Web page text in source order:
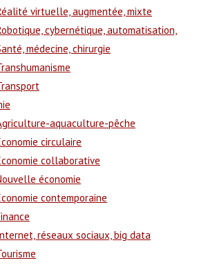
virtuelle, augmentée, mixte
cybernétique, automatisation,
médecine, chirurgie
aquaculture-pêche
circulaire
collaborative
économie
contemporaine
réseaux sociaux, big data